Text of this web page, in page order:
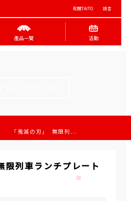
有關TAITO 語言
產品一覽 活動
「鬼滅の刃」 無限列...
限列車ランチプレート